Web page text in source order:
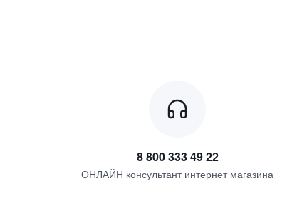
8 800 333 49 22
ОНЛАЙН консультант интернет магазина